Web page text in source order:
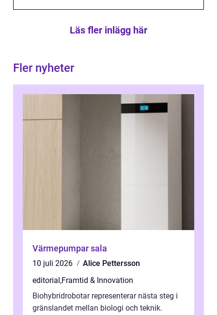
Läs fler inlägg här
Fler nyheter
Värmepumpar sala
10 juli 2026
Alice Pettersson
editorial,Framtid & Innovation
Biohybridrobotar representerar nästa steg i
gränslandet mellan biologi och teknik.